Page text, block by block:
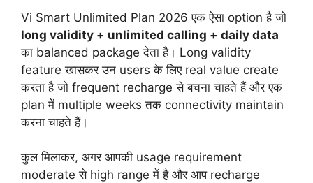
Vi Smart Unlimited Plan 2026 एक ऐसा option है जो
long validity + unlimited calling + daily data
का balanced package देता है। Long validity
feature खासकर उन users के लिए real value create
करता है जो frequent recharge से बचना चाहते हैं और एक
plan में multiple weeks तक connectivity maintain
करना चाहते हैं।
कुल मिलाकर, अगर आपकी usage requirement
moderate से high range में है और आप recharge